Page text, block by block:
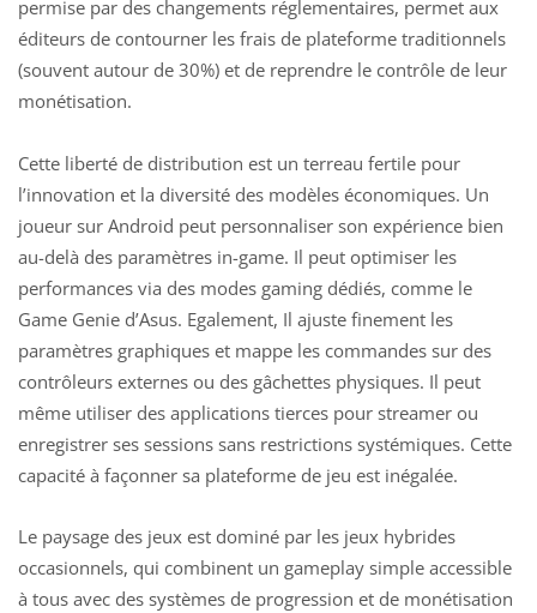
permise par des changements réglementaires, permet aux
éditeurs de contourner les frais de plateforme traditionnels
(souvent autour de 30%) et de reprendre le contrôle de leur
monétisation.
Cette liberté de distribution est un terreau fertile pour
l’innovation et la diversité des modèles économiques. Un
joueur sur Android peut personnaliser son expérience bien
au-delà des paramètres in-game. Il peut optimiser les
performances via des modes gaming dédiés, comme le
Game Genie d’Asus. Egalement, Il ajuste finement les
paramètres graphiques et mappe les commandes sur des
contrôleurs externes ou des gâchettes physiques. Il peut
même utiliser des applications tierces pour streamer ou
enregistrer ses sessions sans restrictions systémiques. Cette
capacité à façonner sa plateforme de jeu est inégalée.
Le paysage des jeux est dominé par les jeux hybrides
occasionnels, qui combinent un gameplay simple accessible
à tous avec des systèmes de progression et de monétisation